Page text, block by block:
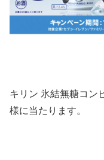
キリン 氷結無糖コン
様に当たります。